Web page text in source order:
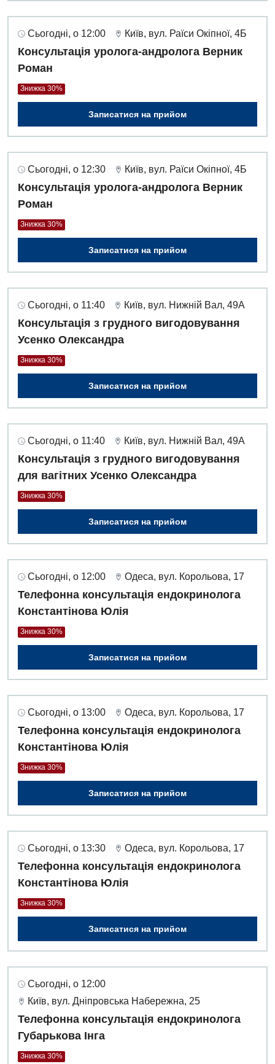
Сьогодні, о 12:00 Київ, вул. Раїси Окіпної, 4Б
Консультація уролога-андролога Верник
Роман
Знижка 30%
Записатися на прийом
Сьогодні, о 12:30 Київ, вул. Раїси Окіпної, 4Б
Консультація уролога-андролога Верник
Роман
Знижка 30%
Записатися на прийом
Сьогодні, о 11:40 Київ, вул. Нижній Вал, 49А
Консультація з грудного вигодовування
Усенко Олександра
Знижка 30%
Записатися на прийом
Сьогодні, о 11:40 Київ, вул. Нижній Вал, 49А
Консультація з грудного вигодовування
для вагітних Усенко Олександра
Знижка 30%
Записатися на прийом
Сьогодні, о 12:00 Одеса, вул. Корольова, 17
Телефонна консультація ендокринолога
Константінова Юлія
Знижка 30%
Записатися на прийом
Сьогодні, о 13:00 Одеса, вул. Корольова, 17
Телефонна консультація ендокринолога
Константінова Юлія
Знижка 30%
Записатися на прийом
Сьогодні, о 13:30 Одеса, вул. Корольова, 17
Телефонна консультація ендокринолога
Константінова Юлія
Знижка 30%
Записатися на прийом
Сьогодні, о 12:00
Київ, вул. Дніпровська Набережна, 25
Телефонна консультація ендокринолога
Губарькова Інга
Знижка 30%